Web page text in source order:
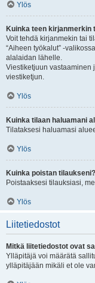
Ylös
Kuinka teen kirjanmerkin
Voit tehdä kirjanmekin tai
“Aiheen työkalut” -
alalaidan lähelle.
Viestiketjuun vastaaminen
viestiketjun.
Ylös
Kuinka tilaan haluamani
Tilataksesi haluamasi
Ylös
Kuinka poistan tilaukseni?
Poistaaksesi tilauksiasi,
Ylös
Liitetiedostot
Mitkä liitetiedostot ovat
Ylläpitäjä voi määrätä
ylläpitäjään mikäli et ole